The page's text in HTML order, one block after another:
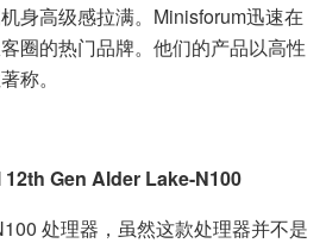
身高级感拉满。Minisforum迅速在
圈的热门品牌。他们的产品以高性
称。
Gen Alder Lake-N100
处理器，虽然这款处理器并不是